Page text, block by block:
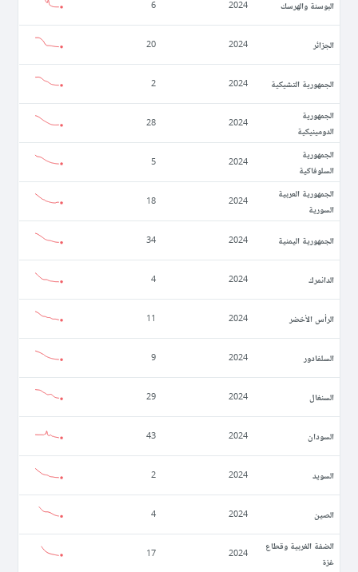
البوسنة والهرسك 2024
6
الجزائر 2024
20
الجمهورية التشيكية 2024
2
الجمهورية
الدومينيكية
2024
28
الجمهورية
السلوفاكية
2024
5
الجمهورية العربية
السورية
2024
18
الجمهورية اليمنية 2024
34
الدانمرك 2024
4
الرأس الأخضر 2024
11
السلفادور 2024
9
السنغال 2024
29
السودان 2024
43
السويد 2024
2
الصين 2024
4
الضفة الغربية وقطاع
غزة
2024
17